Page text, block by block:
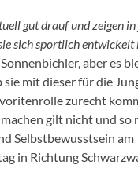
gut drauf und zeigen
sich sportlich entwickelt
aber es
sie mit dieser für die
zurecht
gilt nicht und so
Selbstbewusstsein am
in Richtung